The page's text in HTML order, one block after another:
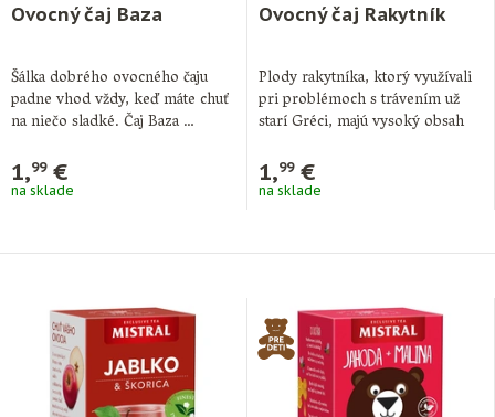
Ovocný čaj Baza
Šálka dobrého ovocného čaju
padne vhod vždy, keď máte chuť
na niečo sladké. Čaj Baza …
1,99€
na sklade
Ovocný čaj Rakytník
Plody rakytníka, ktorý využívali
pri problémoch s trávením už
starí Gréci, majú vysoký obsah
1,99€
na sklade